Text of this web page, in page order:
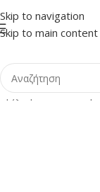
Skip to navigation
Skip to main content
Αρχική σελίδα Shop